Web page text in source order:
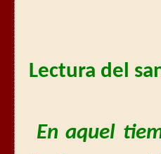
Lectura del
En aquel